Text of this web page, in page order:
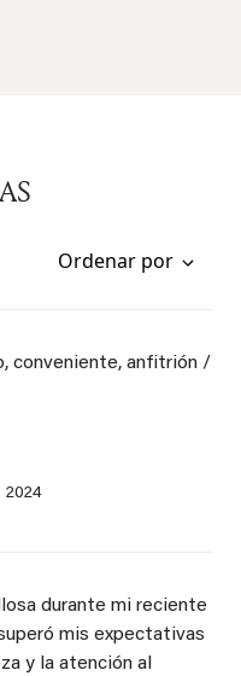
Ordenar por
conveniente, anfitrión /
2024
durante mi reciente
mis expectativas
y la atención al